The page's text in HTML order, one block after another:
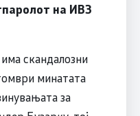
на ИВЗ
скандалозни
минатата
за